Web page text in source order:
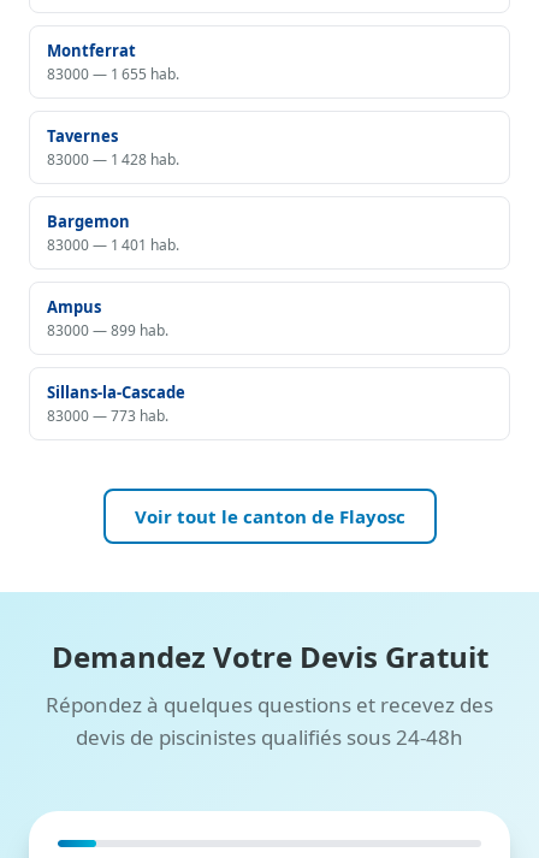
Montferrat
83000 — 1 655 hab.
Tavernes
83000 — 1 428 hab.
Bargemon
83000 — 1 401 hab.
Ampus
83000 — 899 hab.
Sillans-la-Cascade
83000 — 773 hab.
Voir tout le canton de Flayosc
Demandez Votre Devis Gratuit
Répondez à quelques questions et recevez des
devis de piscinistes qualifiés sous 24-48h